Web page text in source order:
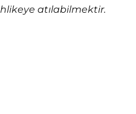
atılabilmektir.